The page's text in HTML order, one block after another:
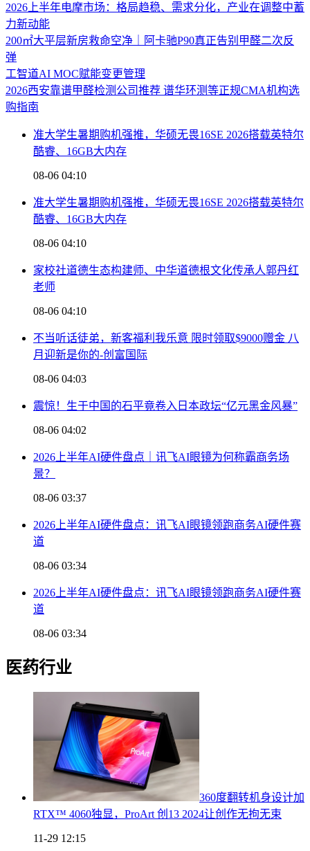
2026上半年电摩市场：格局趋稳、需求分化，产业在调整中蓄
力新动能
200㎡大平层新房救命空净｜阿卡驰P90真正告别甲醛二次反
弹
工智道AI MOC赋能变更管理
2026西安靠谱甲醛检测公司推荐 谱华环测等正规CMA机构选
购指南
准大学生暑期购机强推，华硕无畏16SE 2026搭载英特尔
酷睿、16GB大内存
08-06 04:10
准大学生暑期购机强推，华硕无畏16SE 2026搭载英特尔
酷睿、16GB大内存
08-06 04:10
家校社道德生态构建师、中华道德根文化传承人郭丹红
老师
08-06 04:10
不当听话徒弟，新客福利我乐意 限时领取$9000赠金 八
月迎新是你的-创富国际
08-06 04:03
震惊！生于中国的石平竟卷入日本政坛“亿元黑金风暴”
08-06 04:02
2026上半年AI硬件盘点｜讯飞AI眼镜为何称霸商务场
景？
08-06 03:37
2026上半年AI硬件盘点：讯飞AI眼镜领跑商务AI硬件赛
道
08-06 03:34
2026上半年AI硬件盘点：讯飞AI眼镜领跑商务AI硬件赛
道
08-06 03:34
医药行业
360度翻转机身设计加
RTX™ 4060独显，ProArt 创13 2024让创作无拘无束
11-29 12:15